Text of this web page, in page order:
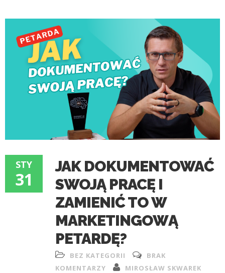
STY
31
JAK DOKUMENTOWAĆ
SWOJĄ PRACĘ I
ZAMIENIĆ TO W
MARKETINGOWĄ
PETARDĘ?
BEZ KATEGORII
BRAK
KOMENTARZY
MIROSŁAW SKWAREK